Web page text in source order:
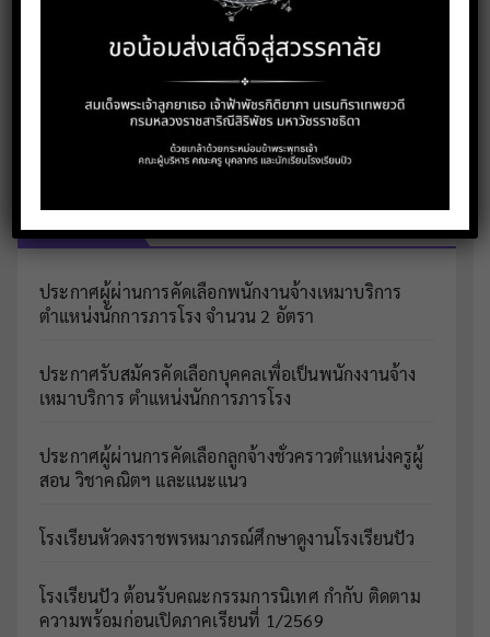
ค้นหา
ประกาศผู้ผ่านการคัดเลือกพนักงานจ้างเหมาบริการ
ตำแหน่งนักการภารโรง จำนวน 2 อัตรา
ประกาศรับสมัครคัดเลือกบุคคลเพื่อเป็นพนักงงานจ้าง
เหมาบริการ ตำแหน่งนักการภารโรง
ประกาศผู้ผ่านการคัดเลือกลูกจ้างชั่วคราวตำแหน่งครูผู้
สอน วิชาคณิตฯ และแนะแนว
โรงเรียนหัวดงราชพรหมาภรณ์ศึกษาดูงานโรงเรียนปัว
โรงเรียนปัว ต้อนรับคณะกรรมการนิเทศ กำกับ ติดตาม
ความพร้อมก่อนเปิดภาคเรียนที่ 1/2569